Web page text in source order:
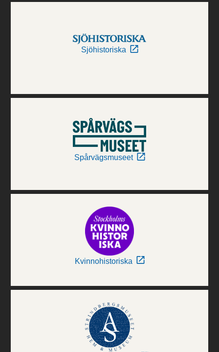
Sjöhistoriska
Spårvägsmuseet
Kvinnohistoriska